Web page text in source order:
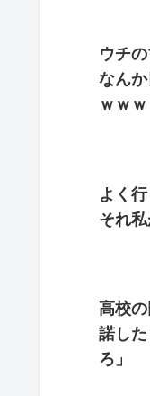
ウチ
なん
ｗｗｗ
よく
それ
高校
諾し
ろ」